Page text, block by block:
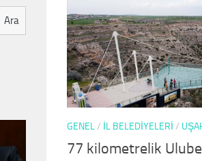
GENEL/ İL BELEDİYELERİ /
77 kilometrelik
Ara